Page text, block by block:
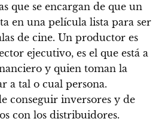
que se encargan de que un
en una película lista para ser
de cine. Un productor es
ejecutivo, es el que está a
y quien toman la
a tal o cual persona.
conseguir inversores y de
con los distribuidores.